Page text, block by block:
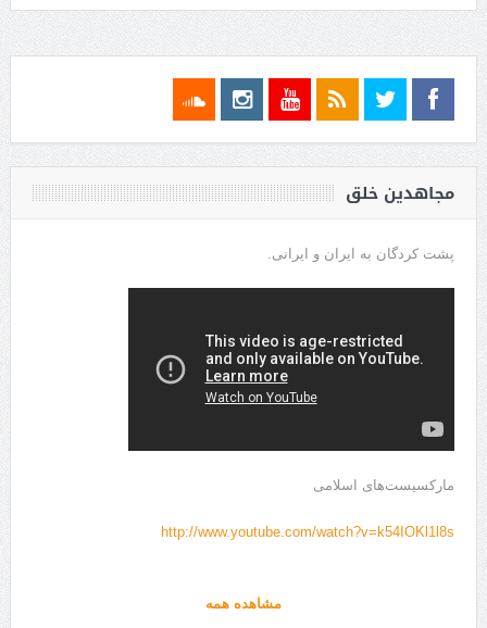
مجاهدین خلق
پشت کردگان به ایران و ایرانی.
مارکسیست‌های اسلامی
http://www.youtube.com/watch?v=k54IOKl1l8s
مشاهده همه